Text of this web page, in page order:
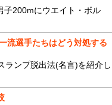
子200mにウエイト・ボル
流選手たちはどう対処する
ランプ脱出法(名言)を紹介し